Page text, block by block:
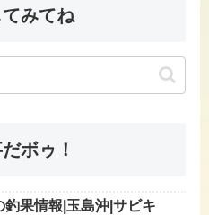
みてね
ボゥ！
釣果情報|玉島沖|サビキ